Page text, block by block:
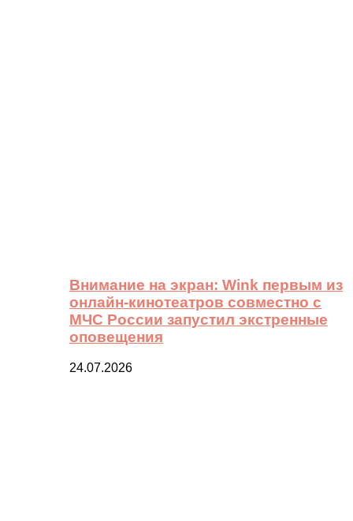
Внимание на экран: Wink первым из
онлайн-кинотеатров совместно с
МЧС России запустил экстренные
оповещения
24.07.2026